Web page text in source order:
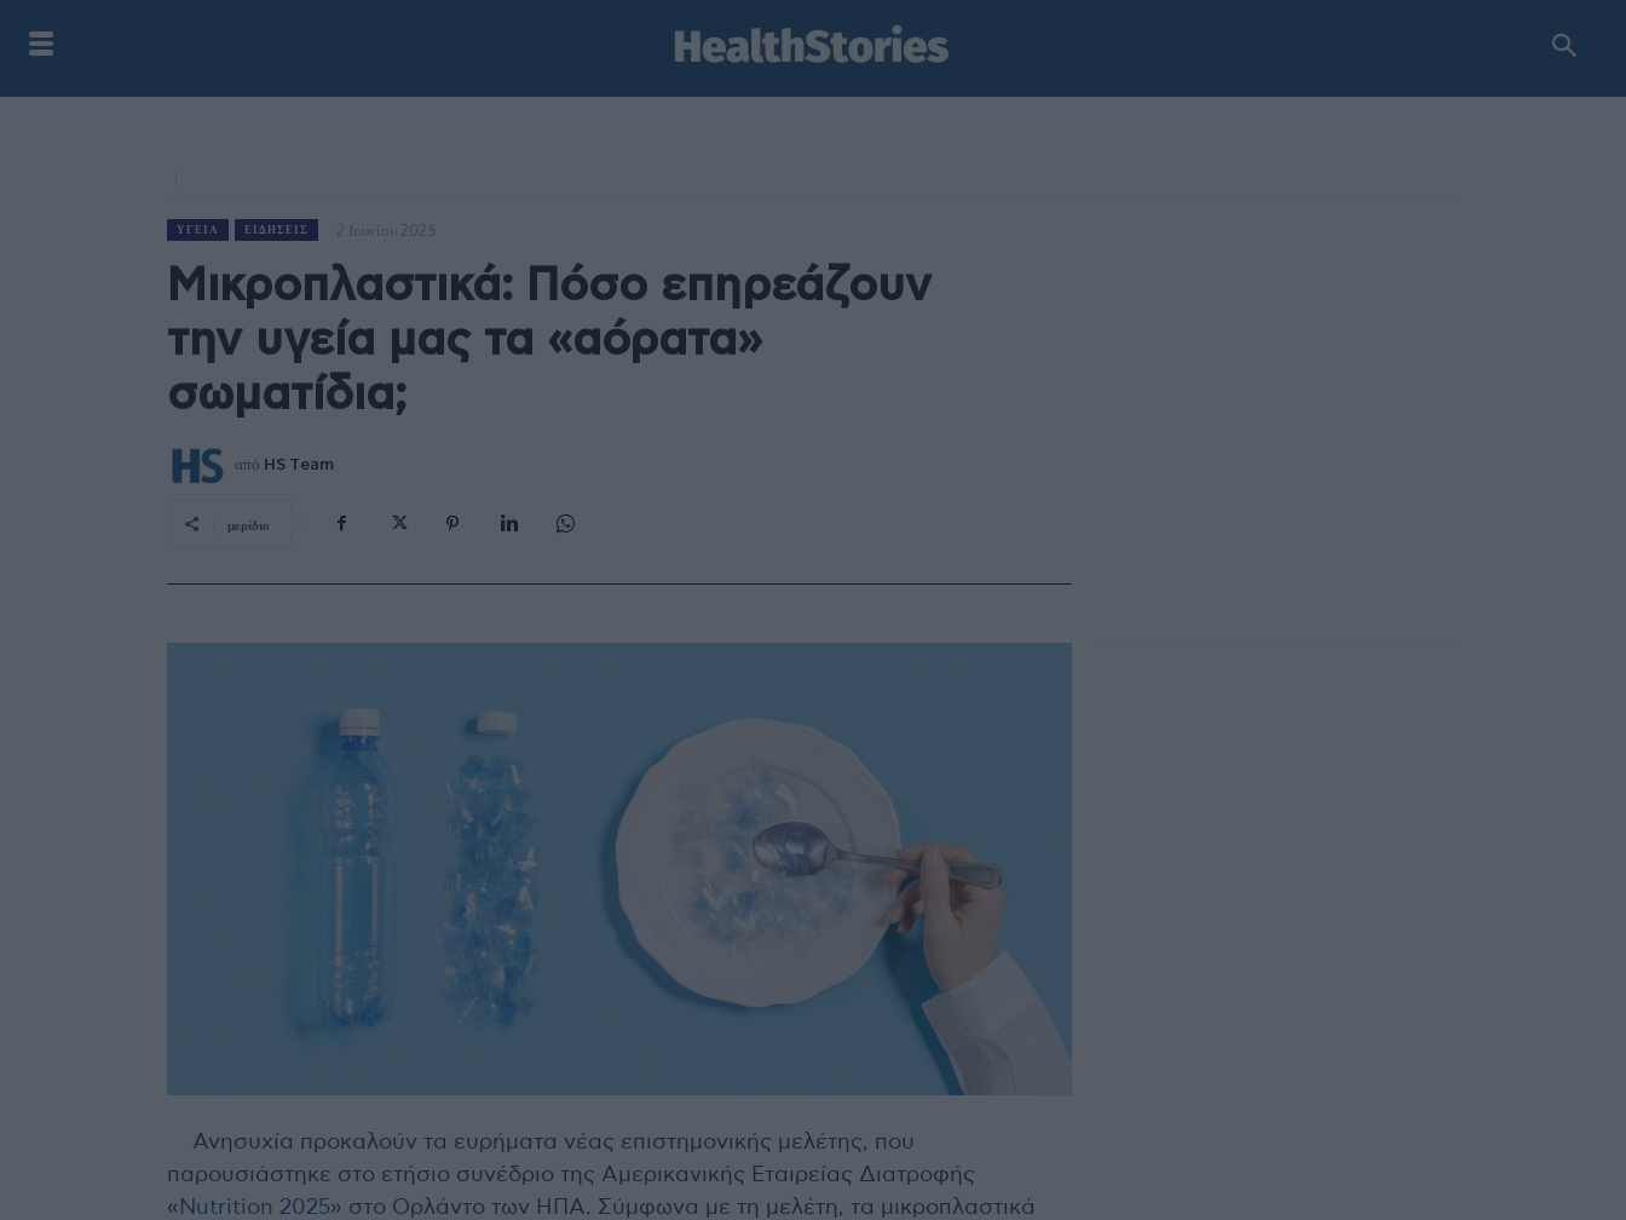
ΥΓΕΊΑ ΕΙΔΉΣΕΙΣ 2 Ιουνίου 2025
Μικροπλαστικά: Πόσο επηρεάζουν
την υγεία μας τα «αόρατα»
σωματίδια;
από HS Team
μερίδιο
Ανησυχία προκαλούν τα ευρήματα νέας επιστημονικής μελέτης, που
παρουσιάστηκε στο ετήσιο συνέδριο της Αμερικανικής Εταιρείας Διατροφής
« Nutrition 2025» στο Ορλάντο των ΗΠΑ. Σύμφωνα με τη μελέτη, τα μικροπλαστικά